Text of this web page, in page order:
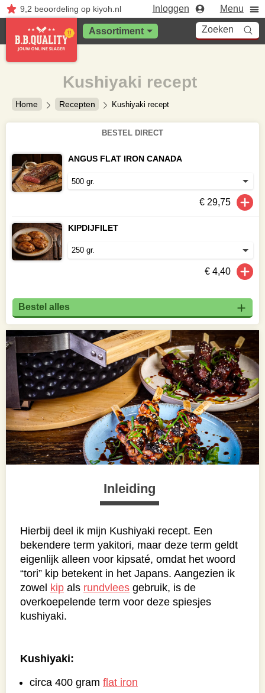
9,2 beoordelingop kiyoh.nl Inloggen Menu
Assortiment Zoeken
Home Recepten Kushiyaki recept
Kushiyaki recept
Inleiding
Hierbij deel ik mijn Kushiyaki recept. Een
bekendere term yakitori, maar deze term geldt
eigenlijk alleen voor kipsaté, omdat het woord
“tori” kip betekent in het Japans. Aangezien ik
zowel kip als rundvlees gebruik, is de
overkoepelende term voor deze spiesjes
kushiyaki.
Kushiyaki:
circa 400 gram flat iron
BESTEL DIRECT
ANGUS FLAT IRON CANADA
€ 29,75
KIPDIJFILET
€ 4,40
Bestel alles